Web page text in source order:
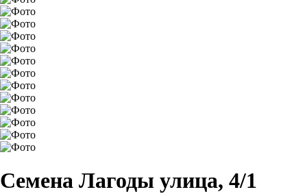
Семена Лагоды улица, 4/1